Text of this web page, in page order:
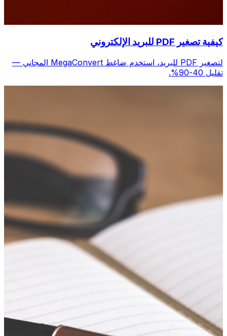
كيفية تصغير PDF للبريد الإلكتروني
لتصغير PDF للبريد، استخدم ضاغط MegaConvert المجاني —
تقليل 40-90%.